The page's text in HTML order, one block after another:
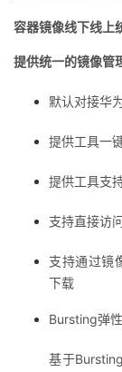
容器镜像线下线上
提供统一的镜像管
默认对接华
提供工具一
提供工具支
支持直接访
支持通过镜
下载
Bursting弹
基于